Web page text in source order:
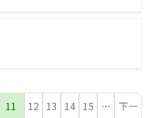
11 12 13 14 15 … 下一